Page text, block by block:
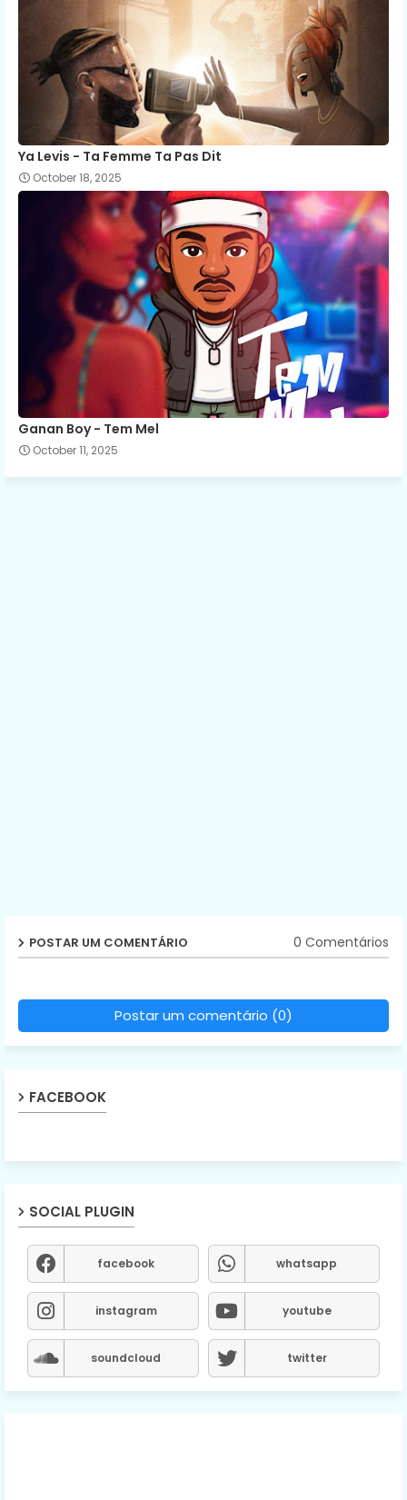
Ya Levis - Ta Femme Ta Pas Dit
October 18, 2025
Ganan Boy - Tem Mel
October 11, 2025
POSTAR UM COMENTÁRIO 0 Comentários
Postar um comentário (0)
FACEBOOK
SOCIAL PLUGIN
facebook whatsapp
instagram youtube
soundcloud twitter